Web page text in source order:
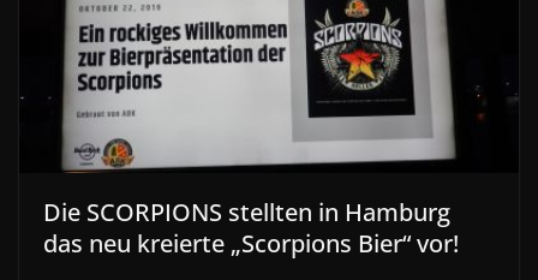
Die SCORPIONS stellten in Hamburg
das neu kreierte „Scorpions Bier“ vor!